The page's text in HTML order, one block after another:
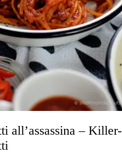
all’assassina – Killer-